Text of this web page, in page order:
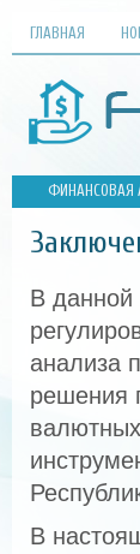
ГЛАВНАЯ
ФИНАНСОВАЯ
В данной
анализа
решения
В